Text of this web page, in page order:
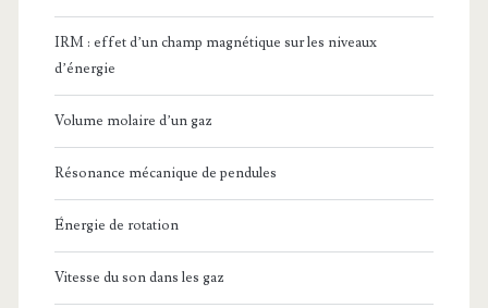
IRM : effet d’un champ magnétique sur les niveaux
d’énergie
Volume molaire d’un gaz
Résonance mécanique de pendules
Énergie de rotation
Vitesse du son dans les gaz